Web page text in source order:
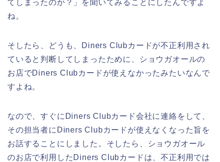
てしまったのか？」を聞いてみることにしたんですよ
ね。
そしたら、どうも、Diners Clubカードが不正利用され
ていると判断してしまったために、ショウガオールの
お店でDiners Clubカードが使えなかったみたいなんで
すよね。
なので、すぐにDiners Clubカード会社に連絡をして、
その担当者にDiners Clubカードが使えなくなった旨を
お話することにしました。そしたら、ショウガオール
のお店で利用したDiners Clubカードは、不正利用では